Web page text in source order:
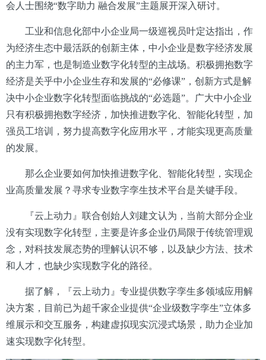
会人士围绕“数字助力 融合发展”主题展开深入研讨。
工业和信息化部中小企业局一级巡视员叶定达指出，作
为经济生态中最活跃的创新主体，中小企业是数字经济发展
的主力军，也是制造业数字化转型的主战场。积极拥抱数字
经济是关乎中小企业生存和发展的“必修课”，创新方式是解
决中小企业数字化转型面临挑战的“必选题”。广大中小企业
只有积极拥抱数字经济，加快推进数字化、智能化转型，加
强员工培训，努力提高数字化应用水平，才能实现更高质量
的发展。
那么企业要如何加快推进数字化、智能化转型，实现企
业高质量发展？寻求专业数字孪生技术平台是关键手段。
『云上动力』联合创始人刘建文认为，当前大部分企业
没有实现数字化转型，主要是许多企业仍局限于传统管理观
念，对科技发展态势的理解认识不够，以及缺少方法、技术
和人才，也缺少实现数字化的路径。
据了解，『云上动力』专业提供数字孪生多领域应用解
决方案，目前已为超千家企业提供“企业级数字孪生”立体多
维展示和交互服务，构建虚拟现实沉浸式场景，助力企业加
速实现数字化转型。